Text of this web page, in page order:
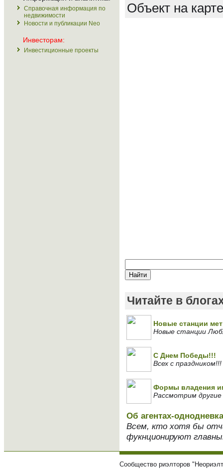
Справочная информация по
недвижимости
Новости и публикации Neo
Инвесторам:
Инвестиционные проекты
Объект на карте
Читайте в
Новые станции
Новые станции
С Днем Победы!!!
Всех с праздником!!!
Формы владения
Рассмотрим
Об агентах-
Всем, кто хотя бы
фукнционируют
Сообщество риэлторов